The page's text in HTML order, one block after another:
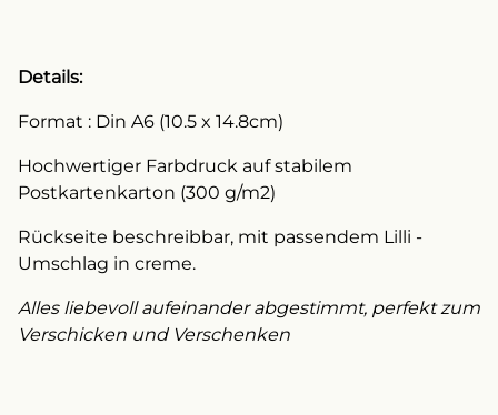
Details:
Format : Din A6 (10.5 x 14.8cm)
Hochwertiger Farbdruck auf stabilem
Postkartenkarton (300 g/m2)
Rückseite beschreibbar, mit passendem Lilli -
Umschlag in creme.
Alles liebevoll aufeinander abgestimmt, perfekt zum
Verschicken und Verschenken